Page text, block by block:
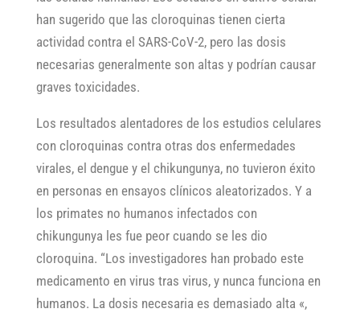
han sugerido que las cloroquinas tienen cierta
actividad contra el SARS-CoV-2, pero las dosis
necesarias generalmente son altas y podrían causar
graves toxicidades.
Los resultados alentadores de los estudios celulares
con cloroquinas contra otras dos enfermedades
virales, el dengue y el chikungunya, no tuvieron éxito
en personas en ensayos clínicos aleatorizados. Y a
los primates no humanos infectados con
chikungunya les fue peor cuando se les dio
cloroquina. “Los investigadores han probado este
medicamento en virus tras virus, y nunca funciona en
humanos. La dosis necesaria es demasiado alta «,